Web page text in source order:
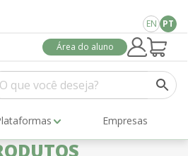
EN PT
Área do aluno
Empresas